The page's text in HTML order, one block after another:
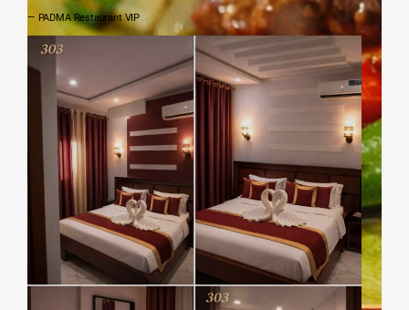
— PADMA Restaurant VIP